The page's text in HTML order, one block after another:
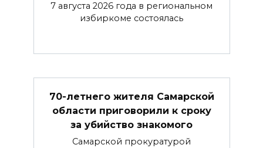
7 августа 2026 года в региональном
избиркоме состоялась
70-летнего жителя Самарской
области приговорили к сроку
за убийство знакомого
Самарской прокуратурой